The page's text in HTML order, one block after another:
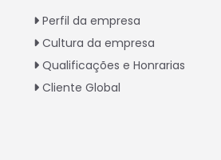
Perfil da empresa
Cultura da empresa
Qualificações e Honrarias
Cliente Global